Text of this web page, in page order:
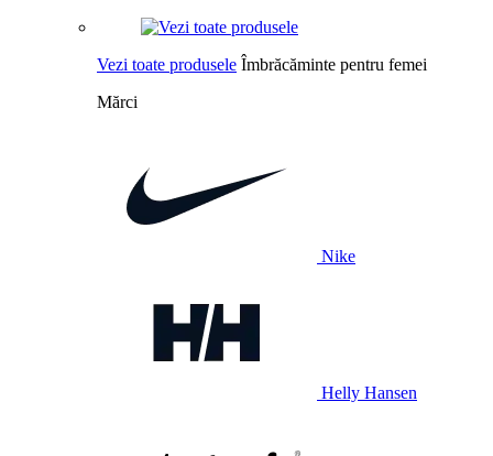
Vezi toate produsele Îmbrăcăminte pentru femei
Mărci
Nike
Helly Hansen